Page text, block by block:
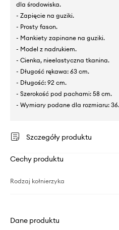
dla środowiska.
- Zapięcie na guziki.
- Prosty fason.
- Mankiety zapinane na guziki.
- Model z nadrukiem.
- Cienka, nieelastyczna tkanina.
- Długość rękawa: 63 cm.
- Długość: 92 cm.
- Szerokość pod pachami: 58 cm.
- Wymiary podane dla rozmiaru: 36.
Szczegóły produktu
Cechy produktu
Rodzaj kołnierzyka
Dane produktu